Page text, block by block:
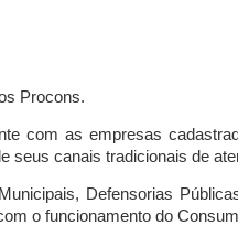
Procons.
com as empresas
seus canais tradicionais de
Defensorias
o funcionamento do